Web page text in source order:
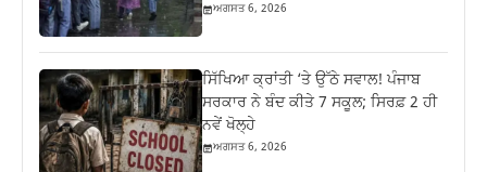
ਅਗਸਤ 6, 2026
ਸਿੱਖਿਆ ਕ੍ਰਾਂਤੀ ‘ਤੇ ਉੱਠੇ ਸਵਾਲ! ਪੰਜਾਬ
ਸਰਕਾਰ ਨੇ ਬੰਦ ਕੀਤੇ 7 ਸਕੂਲ; ਸਿਰਫ਼ 2 ਹੀ
ਨਵੇਂ ਖੋਲ੍ਹੇ
ਅਗਸਤ 6, 2026